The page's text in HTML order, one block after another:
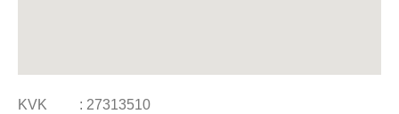
KVK : 27313510